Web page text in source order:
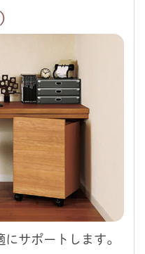
サポートします。